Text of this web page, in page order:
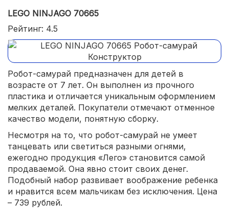
LEGO NINJAGO 70665
Рейтинг: 4.5
Робот-самурай предназначен для детей в
возрасте от 7 лет. Он выполнен из прочного
пластика и отличается уникальным оформлением
мелких деталей. Покупатели отмечают отменное
качество модели, понятную сборку.
Несмотря на то, что робот-самурай не умеет
танцевать или светиться разными огнями,
ежегодно продукция «Лего» становится самой
продаваемой. Она явно стоит своих денег.
Подобный набор развивает воображение ребенка
и нравится всем мальчикам без исключения. Цена
– 739 рублей.